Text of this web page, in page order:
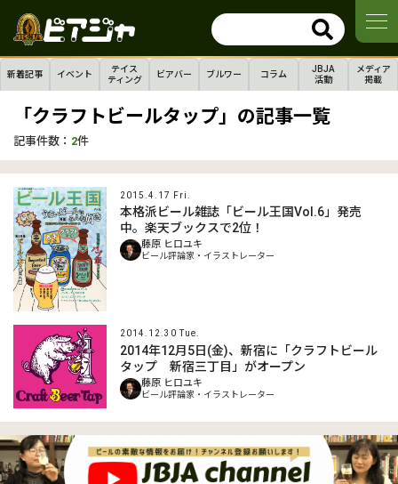
新着記事 イベント
テイス
ティング
ビアバー ブルワー コラム
JBJA
活動
メディア
掲載
「クラフトビールタップ」の記事一覧
記事件数： 2件
2015.4.17 Fri.
本格派ビール雑誌「ビール王国Vol.6」発売
中。楽天ブックスで2位！
藤原 ヒロユキ
ビール評論家・イラストレーター
2014.12.30 Tue.
2014年12月5日(金)、新宿に「クラフトビール
タップ 新宿三丁目」がオープン
藤原 ヒロユキ
ビール評論家・イラストレーター